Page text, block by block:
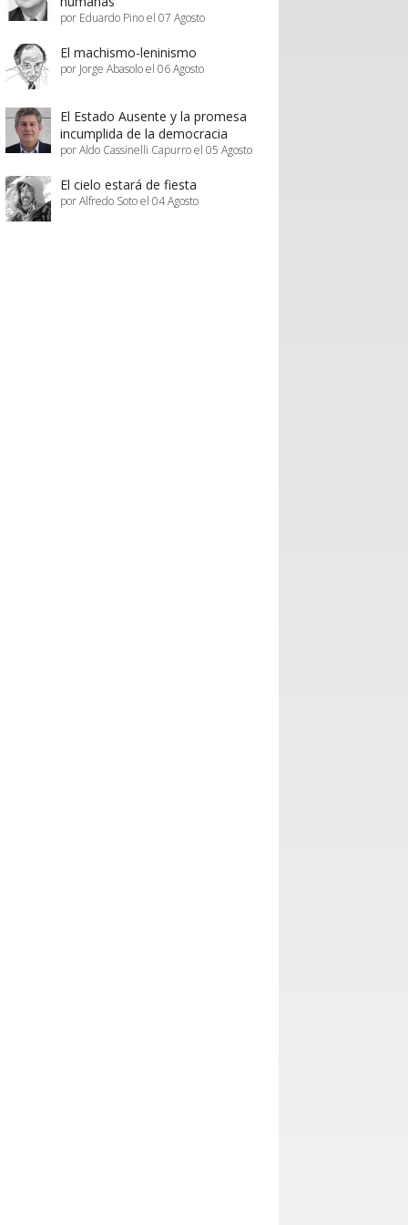
por Eduardo Pino el 07 Agosto
El machismo-leninismo
por Jorge Abasolo el 06 Agosto
El Estado Ausente y la promesa
incumplida de la democracia
por Aldo Cassinelli Capurro el 05 Agosto
El cielo estará de fiesta
por Alfredo Soto el 04 Agosto